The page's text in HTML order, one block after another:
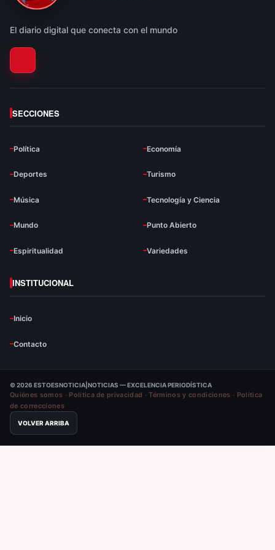
El diario digital que conecta con el mundo
SECCIONES
Política Economía
Deportes Turismo
Música Tecnología y Ciencia
Mundo Punto Abierto
Espiritualidad Variedades
INSTITUCIONAL
Inicio
Contacto
© 2026 ESTOESNOTICIA|NOTICIAS — EXCELENCIA PERIODÍSTICA
Quiénes somos · Política de privacidad ·Términos y condiciones · Política
de correcciones
VOLVER ARRIBA